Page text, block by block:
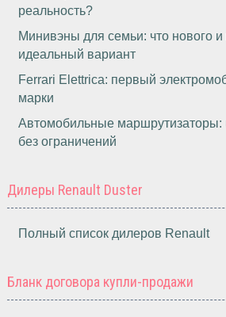
реальность?
Минивэны для семьи: что нового и
идеальный вариант
Ferrari Elettrica: первый
марки
Автомобильные маршрутизаторы:
без ограничений
Дилеры Renault Duster
Полный список дилеров Renault
Бланк договора купли-продажи